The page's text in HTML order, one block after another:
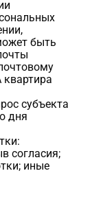
быть
субъекта
дня
согласия;
иные